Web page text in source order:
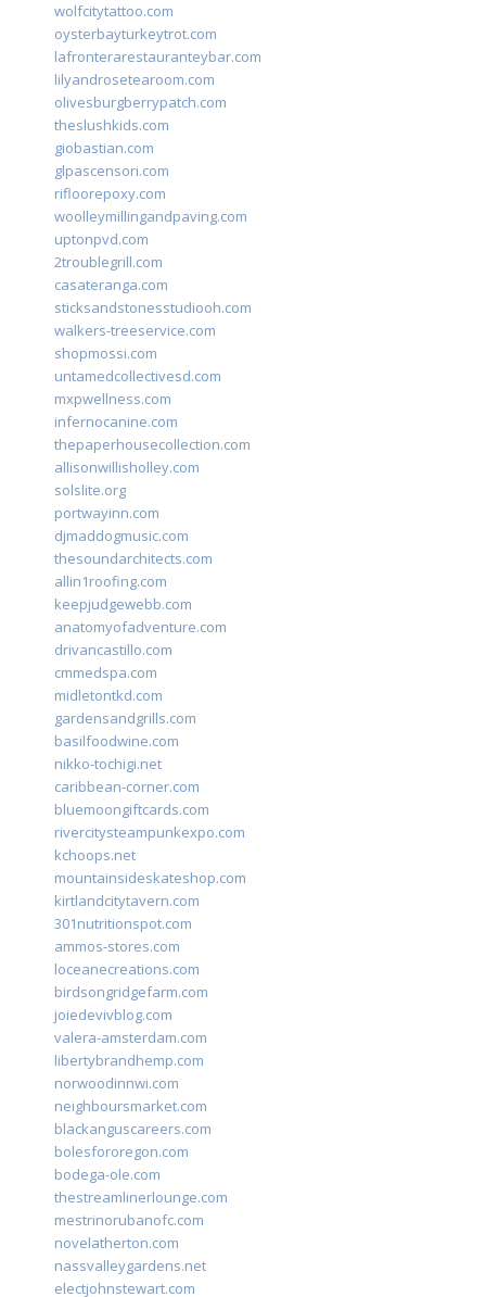
wolfcitytattoo.com
oysterbayturkeytrot.com
lafronterarestauranteybar.com
lilyandrosetearoom.com
olivesburgberrypatch.com
theslushkids.com
giobastian.com
glpascensori.com
rifloorepoxy.com
woolleymillingandpaving.com
uptonpvd.com
2troublegrill.com
casateranga.com
sticksandstonesstudiooh.com
walkers-treeservice.com
shopmossi.com
untamedcollectivesd.com
mxpwellness.com
infernocanine.com
thepaperhousecollection.com
allisonwillisholley.com
solslite.org
portwayinn.com
djmaddogmusic.com
thesoundarchitects.com
allin1roofing.com
keepjudgewebb.com
anatomyofadventure.com
drivancastillo.com
cmmedspa.com
midletontkd.com
gardensandgrills.com
basilfoodwine.com
nikko-tochigi.net
caribbean-corner.com
bluemoongiftcards.com
rivercitysteampunkexpo.com
kchoops.net
mountainsideskateshop.com
kirtlandcitytavern.com
301nutritionspot.com
ammos-stores.com
loceanecreations.com
birdsongridgefarm.com
joiedevivblog.com
valera-amsterdam.com
libertybrandhemp.com
norwoodinnwi.com
neighboursmarket.com
blackanguscareers.com
bolesfororegon.com
bodega-ole.com
thestreamlinerlounge.com
mestrinorubanofc.com
novelatherton.com
nassvalleygardens.net
electjohnstewart.com